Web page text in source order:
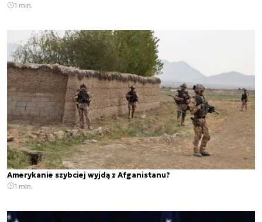
1 min.
Amerykanie szybciej wyjdą z Afganistanu?
1 min.